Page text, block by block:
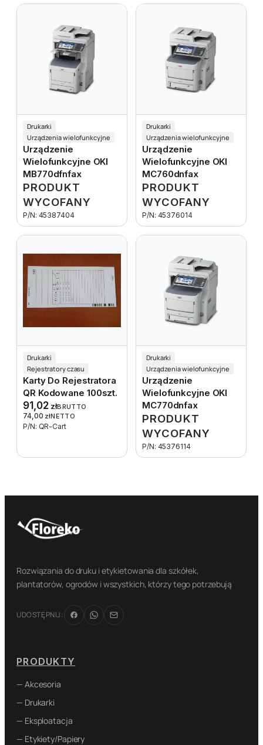
Drukarki
Urządzenia wielofunkcyjne
Urządzenie
Wielofunkcyjne OKI
MB770dfnfax
PRODUKT
WYCOFANY
P/N: 45387404
Drukarki
Urządzenia wielofunkcyjne
Urządzenie
Wielofunkcyjne OKI
MC760dnfax
PRODUKT
WYCOFANY
P/N: 45376014
Drukarki
Rejestratory czasu
Karty Do Rejestratora
QR Kodowane 100szt.
91,02 złBRUTTO
74,00 złNETTO
P/N: QR-Cart
Drukarki
Urządzenia wielofunkcyjne
Urządzenie
Wielofunkcyjne OKI
MC770dnfax
PRODUKT
WYCOFANY
P/N: 45376114
Rozwiązania do druku i etykietowania dla szkółek,
plantatorów, ogrodów i wszystkich, którzy tego potrzebują
UDOSTĘPNIJ:
PRODUKTY
— Akcesoria
— Drukarki
— Eksploatacja
— Etykiety/Papiery